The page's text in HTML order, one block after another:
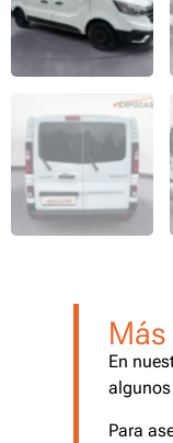
En
Para